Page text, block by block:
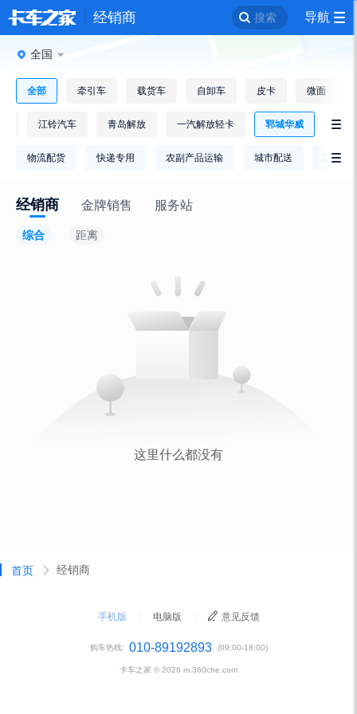
经销商 搜索 导航
全国
全部 牵引车 载货车 自卸车 皮卡 微面
江铃汽车 青岛解放 一汽解放轻卡 郓城华威 
物流配货 快递专用 农副产品运输 城市配送 冷链运

经销商 金牌销售 服务站
综合 距离
首页 经销商
手机版 电脑版 意见反馈
购车热线: 010-89192893 (09:00-18:00)
卡车之家 © 2026 m.360che.com